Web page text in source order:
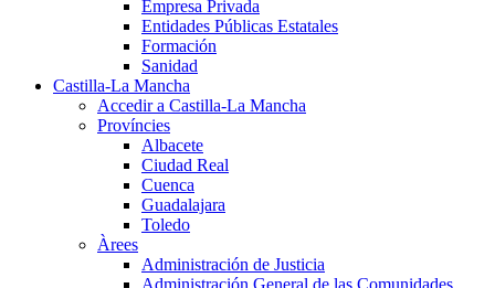
Empresa Privada
Entidades Públicas Estatales
Formación
Sanidad
Castilla-La Mancha
Accedir a Castilla-La Mancha
Províncies
Albacete
Ciudad Real
Cuenca
Guadalajara
Toledo
Àrees
Administración de Justicia